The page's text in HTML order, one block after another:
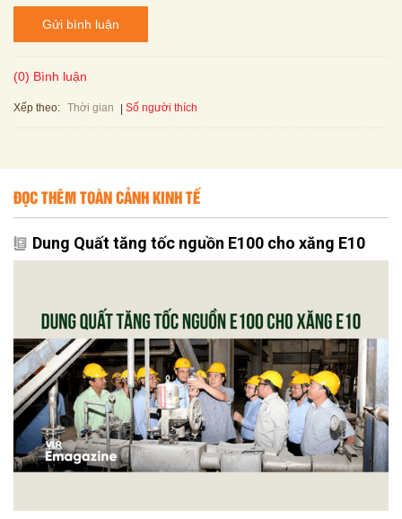
Gửi bình luận
(0) Bình luận
Xếp theo: Thời gian Số người thích
ĐỌC THÊM TOÀN CẢNH KINH TẾ
Dung Quất tăng tốc nguồn E100 cho xăng E10